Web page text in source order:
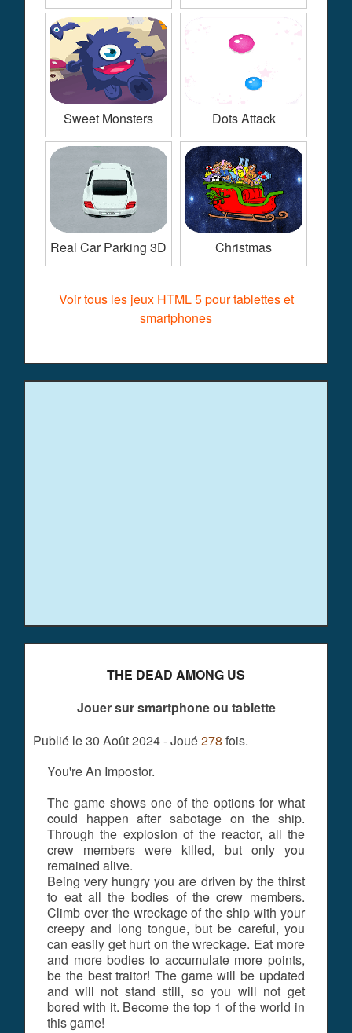
Sweet Monsters Dots Attack
Real Car Parking 3D Christmas
Voir tous les jeux HTML 5 pour tablettes et
smartphones
THE DEAD AMONG US
Jouer sur smartphone ou tablette
Publié le 30 Août 2024 - Joué278 fois.
You're An Impostor.
The game shows one of the options for what
could happen after sabotage on the ship.
Through the explosion of the reactor, all the
crew members were killed, but only you
remained alive.
Being very hungry you are driven by the thirst
to eat all the bodies of the crew members.
Climb over the wreckage of the ship with your
creepy and long tongue, but be careful, you
can easily get hurt on the wreckage. Eat more
and more bodies to accumulate more points,
be the best traitor! The game will be updated
and will not stand still, so you will not get
bored with it. Become the top 1 of the world in
this game!